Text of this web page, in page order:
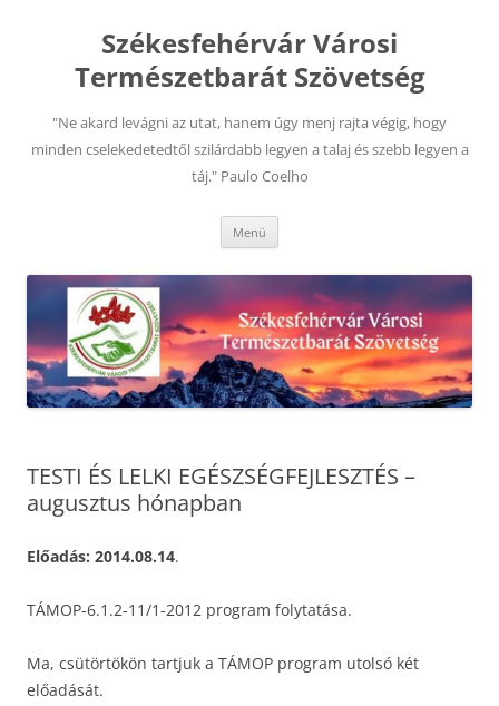
tartalombaSzékesfehérvár Városi
Természetbarát Szövetség
"Ne akard levágni az utat, hanem úgy menj rajta végig, hogy
minden cselekedetedtől szilárdabb legyen a talaj és szebb legyen a
táj." Paulo Coelho
Menü
TESTI ÉS LELKI EGÉSZSÉGFEJLESZTÉS –
augusztus hónapban
Előadás: 2014.08.14.
TÁMOP-6.1.2-11/1-2012 program folytatása.
Ma, csütörtökön tartjuk a TÁMOP program utolsó két
előadását.